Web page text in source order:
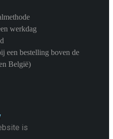
werkdag
een bestelling boven de
België)